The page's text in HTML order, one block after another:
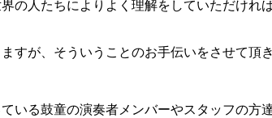
の人たちによりよく理解をしていただけ
すが、そういうことのお手伝いをさせて頂
いる鼓童の演奏者メンバーやスタッフの